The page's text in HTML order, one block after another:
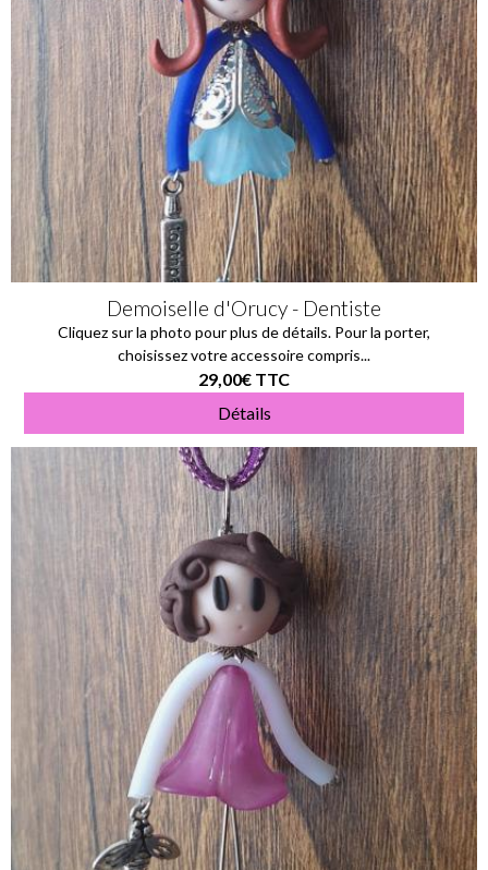
Demoiselle d'Orucy - Dentiste
Cliquez sur la photo pour plus de détails. Pour la porter,
choisissez votre accessoire compris...
29,00€ TTC
Détails